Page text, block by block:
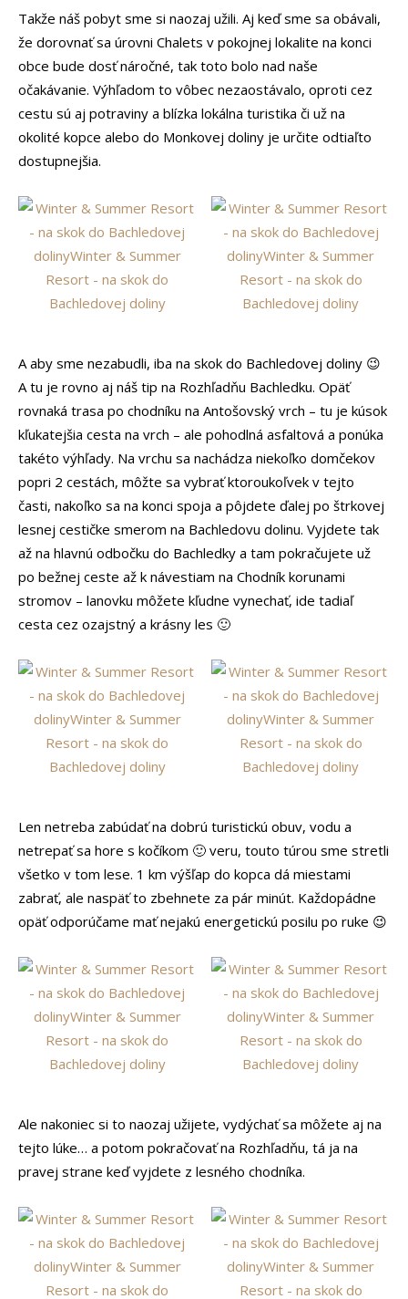
Takže náš pobyt sme si naozaj užili. Aj keď sme sa obávali,
že dorovnať sa úrovni Chalets v pokojnej lokalite na konci
obce bude dosť náročné, tak toto bolo nad naše
očakávanie. Výhľadom to vôbec nezaostávalo, oproti cez
cestu sú aj potraviny a blízka lokálna turistika či už na
okolité kopce alebo do Monkovej doliny je určite odtiaľto
dostupnejšia.
A aby sme nezabudli, iba na skok do Bachledovej doliny 😉
A tu je rovno aj náš tip na Rozhľadňu Bachledku. Opäť
rovnaká trasa po chodníku na Antošovský vrch – tu je kúsok
kľukatejšia cesta na vrch – ale pohodlná asfaltová a ponúka
takéto výhľady. Na vrchu sa nachádza niekoľko domčekov
popri 2 cestách, môžte sa vybrať ktoroukoľvek v tejto
časti, nakoľko sa na konci spoja a pôjdete ďalej po štrkovej
lesnej cestičke smerom na Bachledovu dolinu. Vyjdete tak
až na hlavnú odbočku do Bachledky a tam pokračujete už
po bežnej ceste až k návestiam na Chodník korunami
stromov – lanovku môžete kľudne vynechať, ide tadiaľ
cesta cez ozajstný a krásny les 🙂
Len netreba zabúdať na dobrú turistickú obuv, vodu a
netrepať sa hore s kočíkom 🙂 veru, touto túrou sme stretli
všetko v tom lese. 1 km výšľap do kopca dá miestami
zabrať, ale naspäť to zbehnete za pár minút. Každopádne
opäť odporúčame mať nejakú energetickú posilu po ruke 😉
Ale nakoniec si to naozaj užijete, vydýchať sa môžete aj na
tejto lúke… a potom pokračovať na Rozhľadňu, tá ja na
pravej strane keď vyjdete z lesného chodníka.